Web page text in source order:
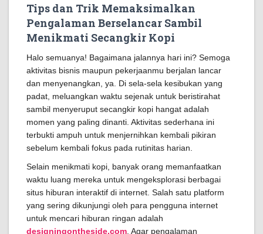
Tips dan Trik Memaksimalkan
Pengalaman Berselancar Sambil
Menikmati Secangkir Kopi
Halo semuanya! Bagaimana jalannya hari ini? Semoga
aktivitas bisnis maupun pekerjaanmu berjalan lancar
dan menyenangkan, ya. Di sela-sela kesibukan yang
padat, meluangkan waktu sejenak untuk beristirahat
sambil menyeruput secangkir kopi hangat adalah
momen yang paling dinanti. Aktivitas sederhana ini
terbukti ampuh untuk menjernihkan kembali pikiran
sebelum kembali fokus pada rutinitas harian.
Selain menikmati kopi, banyak orang memanfaatkan
waktu luang mereka untuk mengeksplorasi berbagai
situs hiburan interaktif di internet. Salah satu platform
yang sering dikunjungi oleh para pengguna internet
untuk mencari hiburan ringan adalah
designingontheside.com . Agar pengalaman